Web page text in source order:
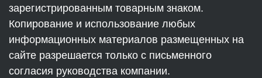
зарегистрированным товарным знаком.
Копирование и использование любых
информационных материалов размещенных на
сайте разрешается только с письменного
согласия руководства компании.